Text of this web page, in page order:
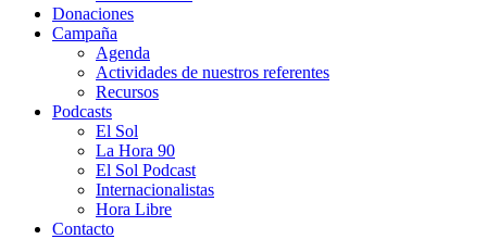
Donaciones
Campaña
Agenda
Actividades de nuestros referentes
Recursos
Podcasts
El Sol
La Hora 90
El Sol Podcast
Internacionalistas
Hora Libre
Contacto